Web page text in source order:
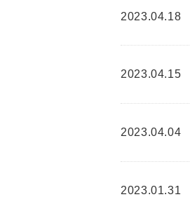
2023.04.18
2023.04.15
2023.04.04
2023.01.31